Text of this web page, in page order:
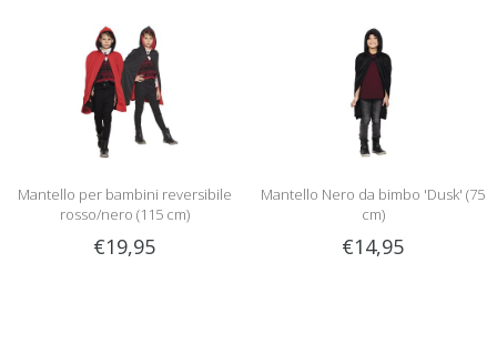
Mantello per bambini reversibile
rosso/nero (115 cm)
€19,95
Mantello Nero da bimbo 'Dusk' (75
cm)
€14,95